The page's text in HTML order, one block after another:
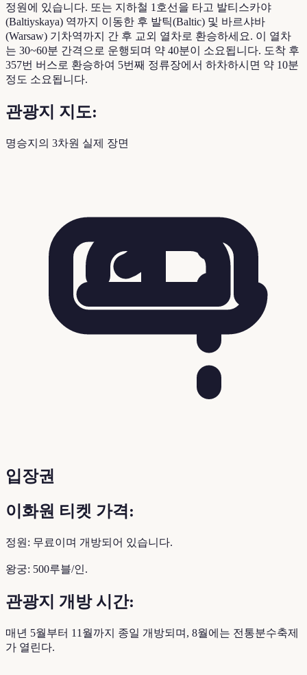
정원에 있습니다. 또는 지하철 1호선을 타고 발티스카야
(Baltiyskaya) 역까지 이동한 후 발틱(Baltic) 및 바르샤바
(Warsaw) 기차역까지 간 후 교외 열차로 환승하세요. 이 열차
는 30~60분 간격으로 운행되며 약 40분이 소요됩니다. 도착 후
357번 버스로 환승하여 5번째 정류장에서 하차하시면 약 10분
정도 소요됩니다.
관광지 지도:
명승지의 3차원 실제 장면
입장권
이화원 티켓 가격:
정원: 무료이며 개방되어 있습니다.
왕궁: 500루블/인.
관광지 개방 시간:
매년 5월부터 11월까지 종일 개방되며, 8월에는 전통분수축제
가 열린다.